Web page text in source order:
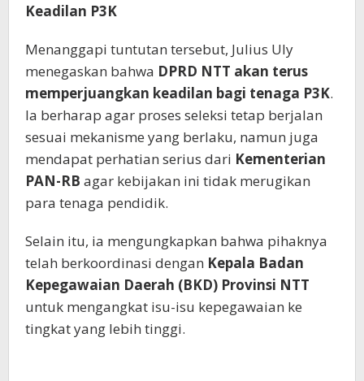
Keadilan P3K
Menanggapi tuntutan tersebut, Julius Uly
menegaskan bahwa DPRD NTT akan terus
memperjuangkan keadilan bagi tenaga P3K.
Ia berharap agar proses seleksi tetap berjalan
sesuai mekanisme yang berlaku, namun juga
mendapat perhatian serius dari Kementerian
PAN-RB agar kebijakan ini tidak merugikan
para tenaga pendidik.
Selain itu, ia mengungkapkan bahwa pihaknya
telah berkoordinasi dengan Kepala Badan
Kepegawaian Daerah (BKD) Provinsi NTT
untuk mengangkat isu-isu kepegawaian ke
tingkat yang lebih tinggi.